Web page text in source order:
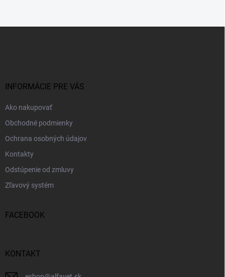
INFORMÁCIE PRE VÁS
Ako nakupovať
Obchodné podmienky
Ochrana osobných údajov
Kontakty
Odstúpenie od zmluvy
Zľavový systém
FACEBOOK
KONTAKT